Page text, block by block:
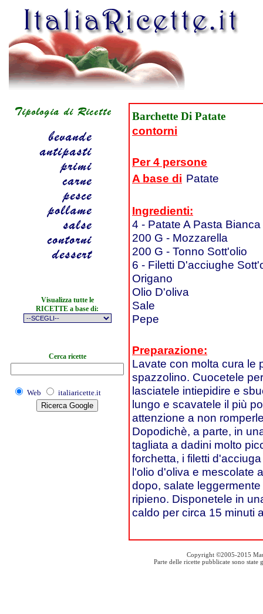
Visualizza tutte le
RICETTE a base di:
Cerca ricette
Web italiaricette.it
Barchette Di Patate
contorni
Per 4 persone
A base di Patate
Ingredienti:
4 - Patate A Pasta
200 G - Mozzarella
200 G - Tonno Sott'olio
6 - Filetti D'acciughe
Origano
Olio D'oliva
Sale
Pepe
Preparazione:
Lavate con molta cura le
spazzolino. Cuocetele
lasciatele intiepidire e
lungo e scavatele il più
attenzione a non
Dopodichè, a parte, in
tagliata a dadini molto
forchetta, i filetti
l'olio d'oliva e mescolate
dopo, salate
ripieno. Disponetele in
caldo per circa 15 minuti
Copyright ©2005-2015
Parte delle ricette pubblicate sono state